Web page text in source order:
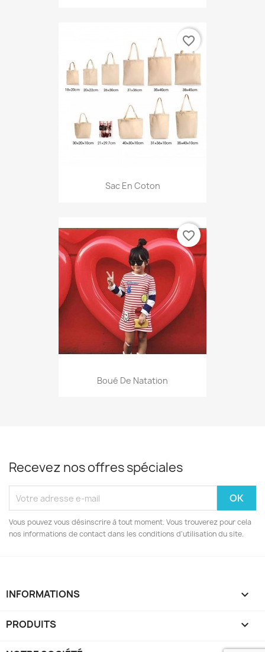
Sac En Coton
favorite_border
Boué De Natation
favorite_border
Recevez nos offres spéciales
Vous pouvez vous désinscrire à tout moment. Vous trouverez pour cela
nos informations de contact dans les conditions d'utilisation du site.
INFORMATIONS keyboard_arrow_down
PRODUITS 